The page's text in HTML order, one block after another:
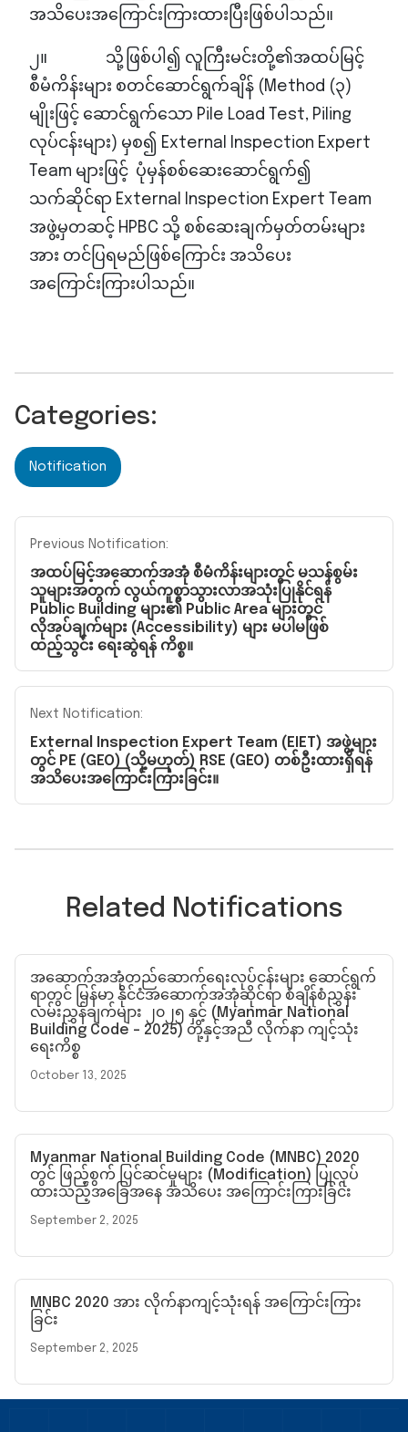
အသိပေးအကြောင်းကြားထားပြီးဖြစ်ပါသည်။
၂။ သို့ဖြစ်ပါ၍ လူကြီးမင်းတို့၏အထပ်မြင့်
စီမံကိန်းများ စတင်ဆောင်ရွက်ချိန် (Method (၃)
မျိုးဖြင့် ဆောင်ရွက်သော Pile Load Test, Piling
လုပ်ငန်းများ) မှစ၍ External Inspection Expert
Team များဖြင့် ပုံမှန်စစ်ဆေးဆောင်ရွက်၍
သက်ဆိုင်ရာ External Inspection Expert Team
အဖွဲ့မှတဆင့် HPBC သို့ စစ်ဆေးချက်မှတ်တမ်းများ
အား တင်ပြရမည်ဖြစ်ကြောင်း အသိပေး
အကြောင်းကြားပါသည်။
Categories:
Notification
Previous Notification:
အထပ်မြင့်အဆောက်အအုံ စီမံကိန်းများတွင် မသန်စွမ်း
သူများအတွက် လွယ်ကူစွာသွားလာအသုံးပြုနိုင်ရန်
Public Building များ၏ Public Area များတွင်
လိုအပ်ချက်များ (Accessibility) များ မပါမဖြစ်
ထည့်သွင်း ရေးဆွဲရန် ကိစ္စ။
Next Notification:
External Inspection Expert Team (EIET) အဖွဲ့များ
တွင် PE (GEO) (သို့မဟုတ်) RSE (GEO) တစ်ဦးထားရှိရန်
အသိပေးအကြောင်းကြားခြင်း။
Related Notifications
အဆောက်အအုံတည်ဆောက်ရေးလုပ်ငန်းများ ဆောင်ရွက်
ရာတွင် မြန်မာ နိုင်ငံအဆောက်အအုံဆိုင်ရာ စံချိန်စံညွှန်း
လမ်းညွှန်ချက်များ ၂၀၂၅ နှင့် (Myanmar National
Building Code – 2025) တို့နှင့်အညီ လိုက်နာ ကျင့်သုံး
ရေးကိစ္စ
October 13, 2025
Myanmar National Building Code (MNBC) 2020
တွင် ဖြည့်စွက် ပြင်ဆင်မှုများ (Modification) ပြုလုပ်
ထားသည့်အခြေအနေ အသိပေး အကြောင်းကြားခြင်း
September 2, 2025
MNBC 2020 အား လိုက်နာကျင့်သုံးရန် အကြောင်းကြား
ခြင်း
September 2, 2025